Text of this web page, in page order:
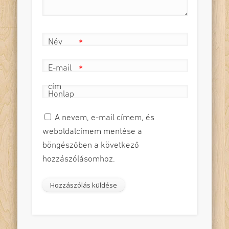
Név *
E-mail
cím
*
Honlap
A nevem, e-mail címem, és
weboldalcímem mentése a
böngészőben a következő
hozzászólásomhoz.